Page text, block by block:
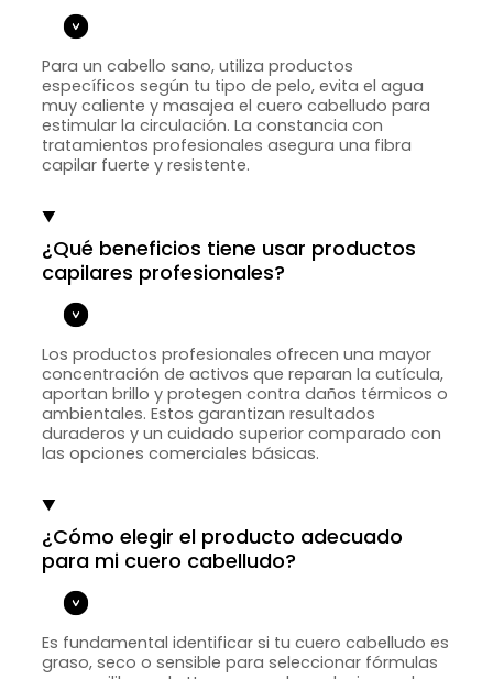
Para un cabello sano, utiliza productos
específicos según tu tipo de pelo, evita el agua
muy caliente y masajea el cuero cabelludo para
estimular la circulación. La constancia con
tratamientos profesionales asegura una fibra
capilar fuerte y resistente.
¿Qué beneficios tiene usar productos
capilares profesionales?
Los productos profesionales ofrecen una mayor
concentración de activos que reparan la cutícula,
aportan brillo y protegen contra daños térmicos o
ambientales. Estos garantizan resultados
duraderos y un cuidado superior comparado con
las opciones comerciales básicas.
¿Cómo elegir el producto adecuado
para mi cuero cabelludo?
Es fundamental identificar si tu cuero cabelludo es
graso, seco o sensible para seleccionar fórmulas